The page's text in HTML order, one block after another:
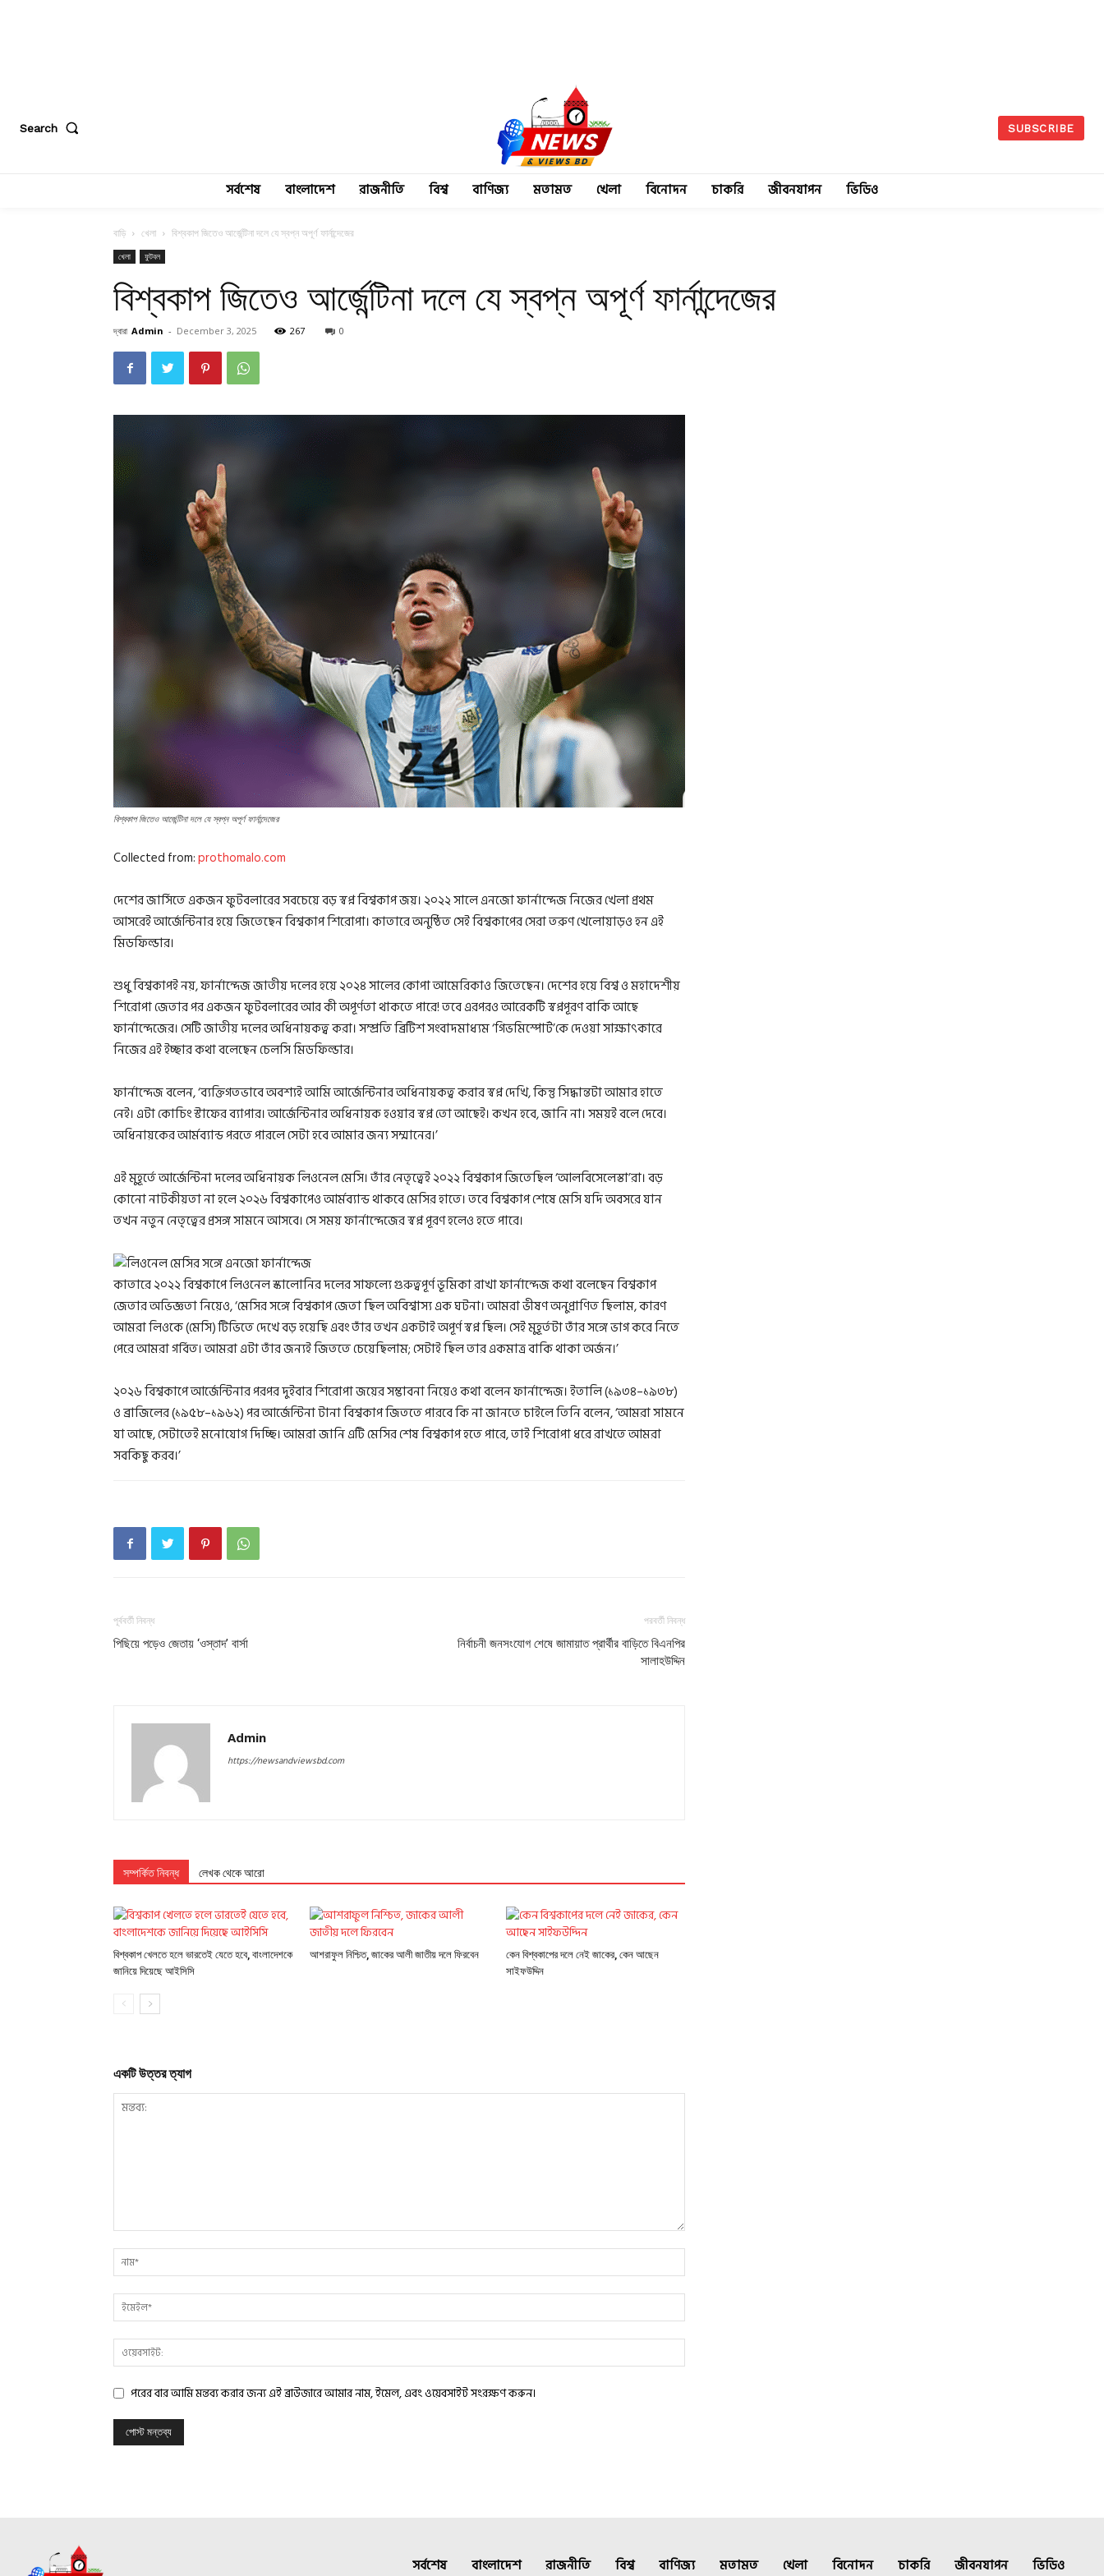
Search SUBSCRIBE
সর্বশেষ বাংলাদেশ রাজনীতি বিশ্ব বাণিজ্য মতামত খেলা বিনোদন চাকরি জীবনযাপন ভিডিও
বাড়ি খেলা বিশ্বকাপ জিতেও আর্জেন্টিনা দলে যে স্বপ্ন অপূর্ণ ফার্নান্দেজের
খেলা ফুটবল
বিশ্বকাপ জিতেও আর্জেন্টিনা দলে যে স্বপ্ন অপূর্ণ ফার্নান্দেজের
দ্বারা Admin - December 3, 2025 267 0
বিশ্বকাপ জিতেও আর্জেন্টিনা দলে যে স্বপ্ন অপূর্ণ ফার্নান্দেজের
Collected from:prothomalo.com
দেশের জার্সিতে একজন ফুটবলারের সবচেয়ে বড় স্বপ্ন বিশ্বকাপ জয়। ২০২২ সালে এনজো ফার্নান্দেজ নিজের খেলা প্রথম
আসরেই আর্জেন্টিনার হয়ে জিতেছেন বিশ্বকাপ শিরোপা। কাতারে অনুষ্ঠিত সেই বিশ্বকাপের সেরা তরুণ খেলোয়াড়ও হন এই
মিডফিল্ডার।
শুধু বিশ্বকাপই নয়, ফার্নান্দেজ জাতীয় দলের হয়ে ২০২৪ সালের কোপা আমেরিকাও জিতেছেন। দেশের হয়ে বিশ্ব ও মহাদেশীয়
শিরোপা জেতার পর একজন ফুটবলারের আর কী অপূর্ণতা থাকতে পারে! তবে এরপরও আরেকটি স্বপ্নপূরণ বাকি আছে
ফার্নান্দেজের। সেটি জাতীয় দলের অধিনায়কত্ব করা। সম্প্রতি ব্রিটিশ সংবাদমাধ্যম ‘গিভমিস্পোর্ট’কে দেওয়া সাক্ষাৎকারে
নিজের এই ইচ্ছার কথা বলেছেন চেলসি মিডফিল্ডার।
ফার্নান্দেজ বলেন, ‘ব্যক্তিগতভাবে অবশ্যই আমি আর্জেন্টিনার অধিনায়কত্ব করার স্বপ্ন দেখি, কিন্তু সিদ্ধান্তটা আমার হাতে
নেই। এটা কোচিং স্টাফের ব্যাপার। আর্জেন্টিনার অধিনায়ক হওয়ার স্বপ্ন তো আছেই। কখন হবে, জানি না। সময়ই বলে দেবে।
অধিনায়কের আর্মব্যান্ড পরতে পারলে সেটা হবে আমার জন্য সম্মানের।’
এই মুহূর্তে আর্জেন্টিনা দলের অধিনায়ক লিওনেল মেসি। তাঁর নেতৃত্বেই ২০২২ বিশ্বকাপ জিতেছিল ‘আলবিসেলেস্তা’রা। বড়
কোনো নাটকীয়তা না হলে ২০২৬ বিশ্বকাপেও আর্মব্যান্ড থাকবে মেসির হাতে। তবে বিশ্বকাপ শেষে মেসি যদি অবসরে যান
তখন নতুন নেতৃত্বের প্রসঙ্গ সামনে আসবে। সে সময় ফার্নান্দেজের স্বপ্ন পূরণ হলেও হতে পারে।
কাতারে ২০২২ বিশ্বকাপে লিওনেল স্কালোনির দলের সাফল্যে গুরুত্বপূর্ণ ভূমিকা রাখা ফার্নান্দেজ কথা বলেছেন বিশ্বকাপ
জেতার অভিজ্ঞতা নিয়েও, ‘মেসির সঙ্গে বিশ্বকাপ জেতা ছিল অবিশ্বাস্য এক ঘটনা। আমরা ভীষণ অনুপ্রাণিত ছিলাম, কারণ
আমরা লিওকে (মেসি) টিভিতে দেখে বড় হয়েছি এবং তাঁর তখন একটাই অপূর্ণ স্বপ্ন ছিল। সেই মুহূর্তটা তাঁর সঙ্গে ভাগ করে নিতে
পেরে আমরা গর্বিত। আমরা এটা তাঁর জন্যই জিততে চেয়েছিলাম; সেটাই ছিল তার একমাত্র বাকি থাকা অর্জন।’
২০২৬ বিশ্বকাপে আর্জেন্টিনার পরপর দুইবার শিরোপা জয়ের সম্ভাবনা নিয়েও কথা বলেন ফার্নান্দেজ। ইতালি (১৯৩৪–১৯৩৮)
ও ব্রাজিলের (১৯৫৮–১৯৬২) পর আর্জেন্টিনা টানা বিশ্বকাপ জিততে পারবে কি না জানতে চাইলে তিনি বলেন, ‘আমরা সামনে
যা আছে, সেটাতেই মনোযোগ দিচ্ছি। আমরা জানি এটি মেসির শেষ বিশ্বকাপ হতে পারে, তাই শিরোপা ধরে রাখতে আমরা
সবকিছু করব।’
পূর্ববর্তী নিবন্ধ
পিছিয়ে পড়েও জেতায় ‘ওস্তাদ’ বার্সা
পরবর্তী নিবন্ধ
নির্বাচনী জনসংযোগ শেষে জামায়াত প্রার্থীর বাড়িতে বিএনপির
সালাহউদ্দিন
Admin
https://newsandviewsbd.com
সম্পর্কিত নিবন্ধ লেখক থেকে আরো
বিশ্বকাপ খেলতে হলে ভারতেই যেতে হবে, বাংলাদেশকে
জানিয়ে দিয়েছে আইসিসি
আশরাফুল নিশ্চিত, জাকের আলী জাতীয় দলে ফিরবেন
কেন বিশ্বকাপের দলে নেই জাকের, কেন আছেন
সাইফউদ্দিন
একটি উত্তর ত্যাগ
পরের বার আমি মন্তব্য করার জন্য এই ব্রাউজারে আমার নাম, ইমেল, এবং ওয়েবসাইট সংরক্ষণ করুন।
সর্বশেষ বাংলাদেশ রাজনীতি বিশ্ব বাণিজ্য মতামত খেলা বিনোদন চাকরি জীবনযাপন ভিডিও